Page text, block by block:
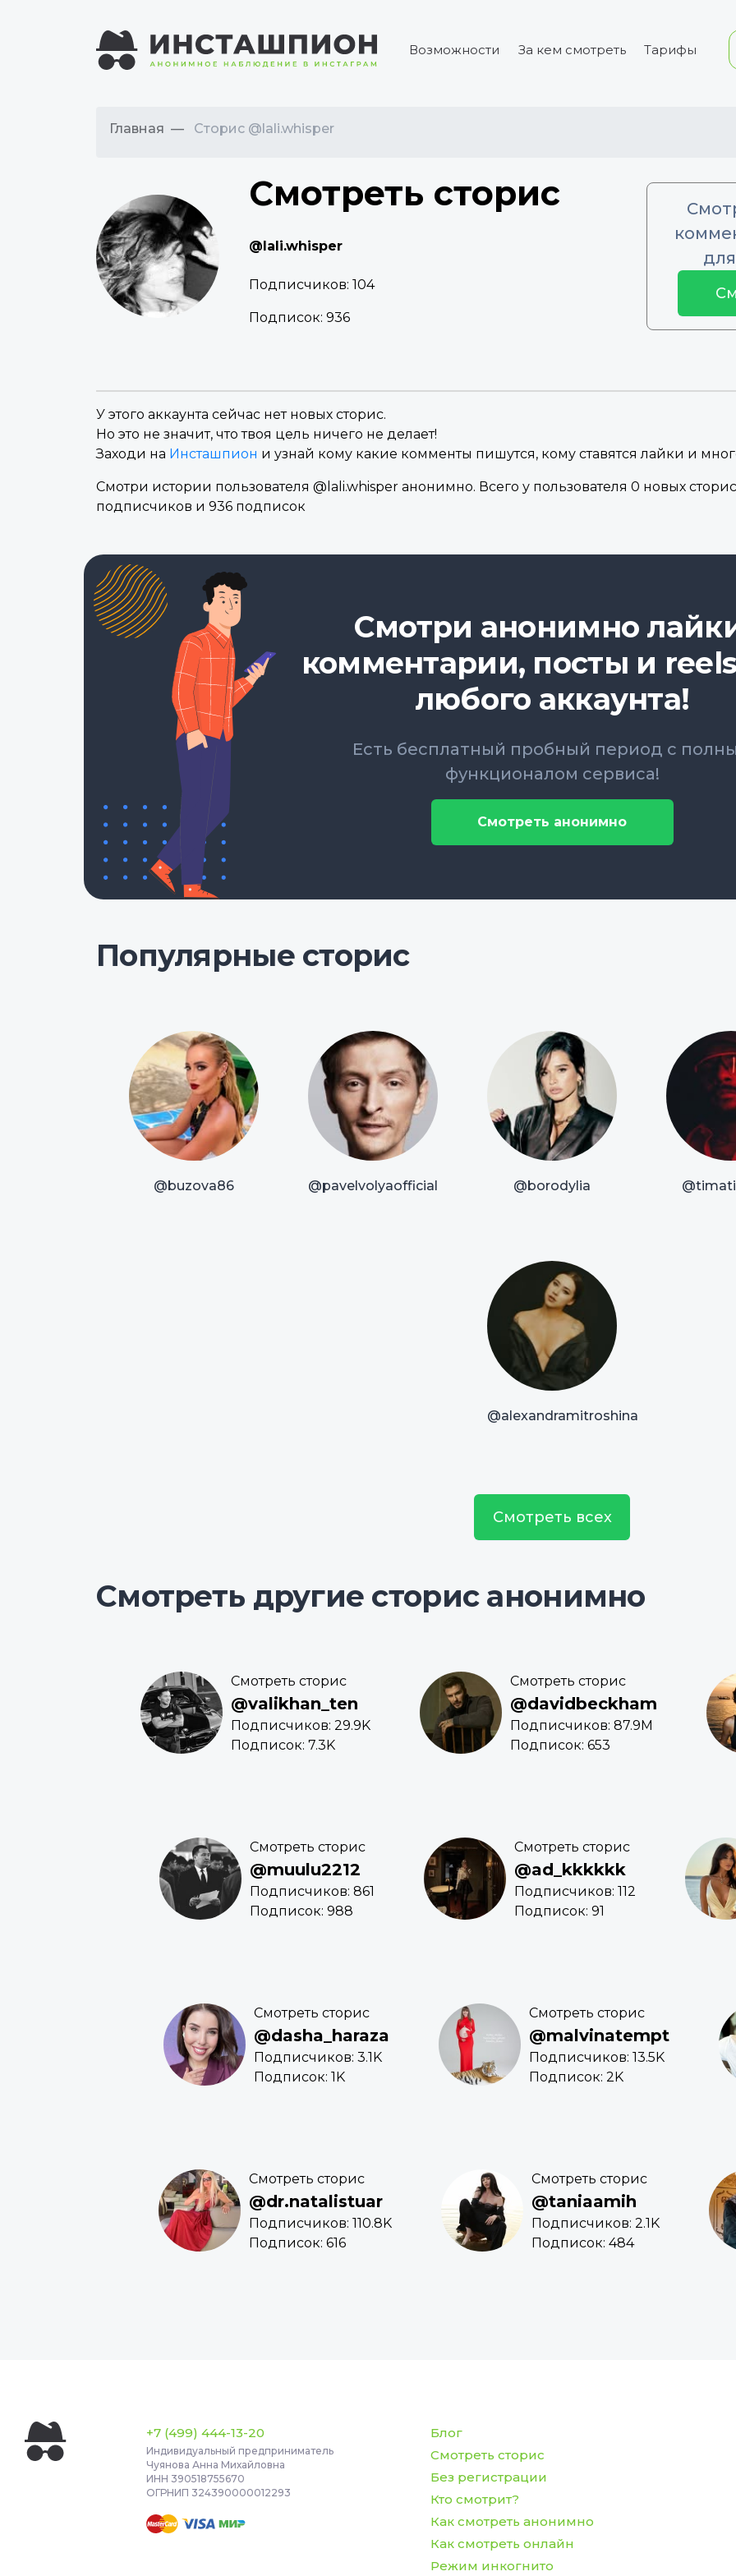
Возможности За кем смотреть Тарифы
Главная Сторис @lali.whisper
Смотреть сторис
@lali.whisper
Подписчиков: 104
Подписок: 936
У этого аккаунта сейчас нет новых сторис.
Но это не значит, что твоя цель ничего не делает!
Заходи на Инсташпион и узнай кому какие комменты пишутся, кому ставятся лайки и
Смотри истории пользователя @lali.whisper анонимно. Всего у пользователя 0 новых
подписчиков и 936 подписок
Смотри анонимно
комментарии, посты и
любого аккаунта!
Есть бесплатный пробный период с
функционалом сервиса!
Смотреть анонимно
Популярные сторис
@buzova86 @pavelvolyaofficial @borodylia
@alexandramitroshina
Смотреть всех
Смотреть другие сторис анонимно
Смотреть сторис
@valikhan_ten
Подписчиков: 29.9K
Подписок: 7.3K
Смотреть сторис
@davidbeckham
Подписчиков: 87.9M
Подписок: 653
Смотреть сторис
@muulu2212
Подписчиков: 861
Подписок: 988
Смотреть сторис
@ad_kkkkkk
Подписчиков: 112
Подписок: 91
Смотреть сторис
@dasha_haraza
Подписчиков: 3.1K
Подписок: 1K
Смотреть сторис
@malvinatempt
Подписчиков: 13.5K
Подписок: 2K
Смотреть сторис
@dr.natalistuar
Подписчиков: 110.8K
Подписок: 616
Смотреть сторис
@taniaamih
Подписчиков: 2.1K
Подписок: 484
+7 (499) 444-13-20
Индивидуальный предприниматель
Чуянова Анна Михайловна
ИНН 390518755670
ОГРНИП 324390000012293
Блог
Смотреть сторис
Без регистрации
Кто смотрит?
Как смотреть анонимно
Как смотреть онлайн
Режим инкогнито